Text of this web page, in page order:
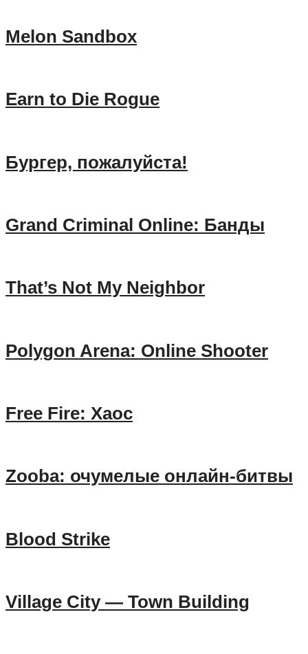
Melon Sandbox
Earn to Die Rogue
Бургер, пожалуйста!
Grand Criminal Online: Банды
That’s Not My Neighbor
Polygon Arena: Online Shooter
Free Fire: Хаос
Zooba: очумелые онлайн-битвы
Blood Strike
Village City — Town Building